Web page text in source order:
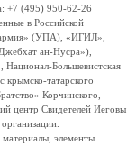
+7 (495) 950-62-26
в Российской
армия» (УПА), «ИГИЛ»,
ан-Нусра»),
Большевистская
татарского
Корчинского,
центр Свидетелей Иеговы
элементы